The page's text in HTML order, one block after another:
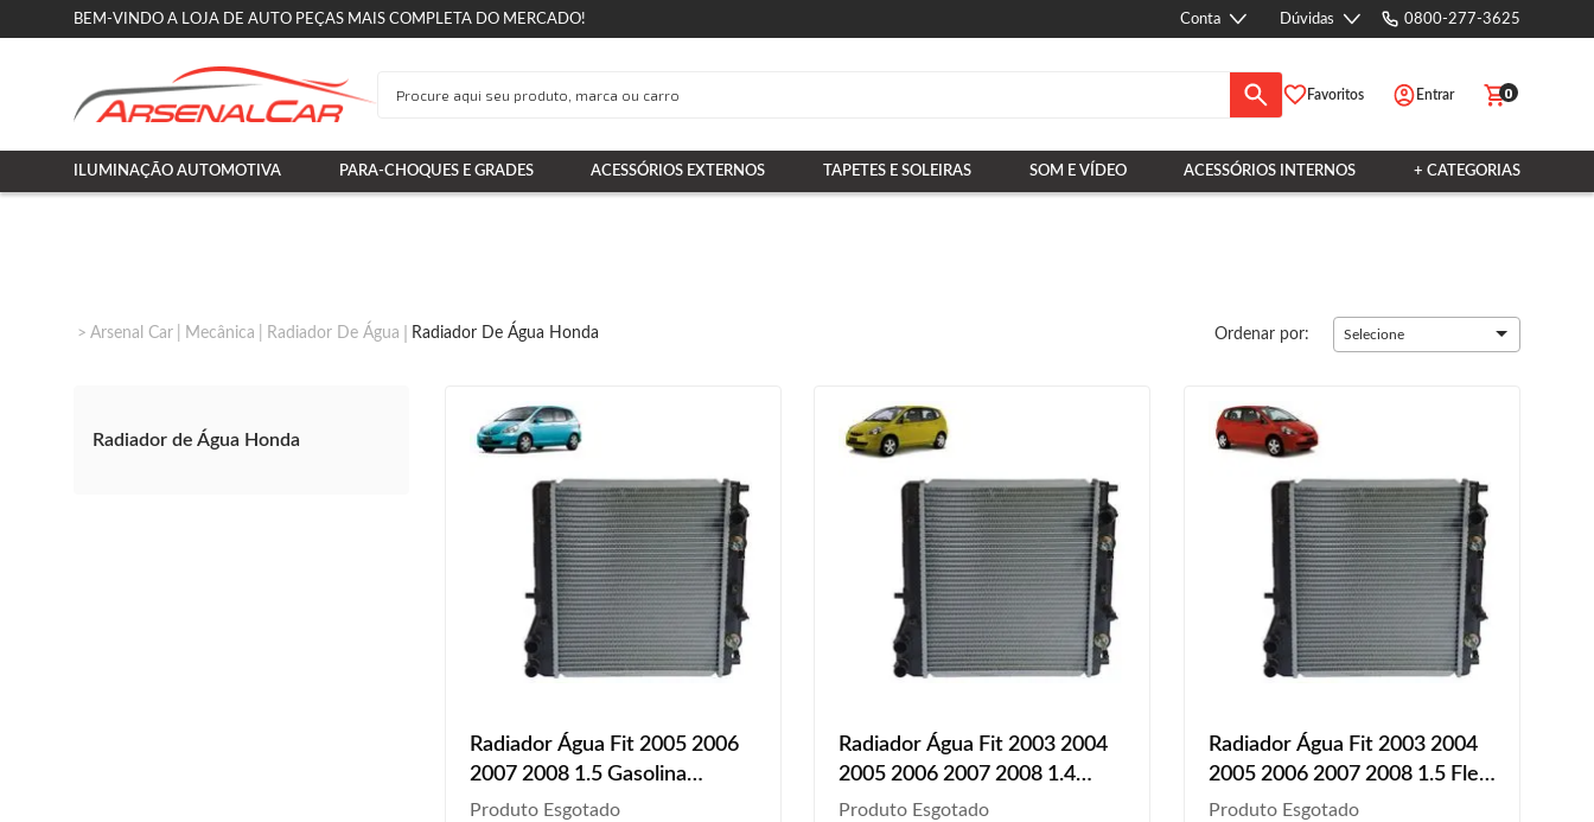
BEM-VINDO A LOJA DE AUTO PEÇAS MAIS COMPLETA DO MERCADO! Conta Dúvidas 0800-277-3625
Favoritos Entrar 0
ILUMINAÇÃO AUTOMOTIVA PARA-CHOQUES E GRADES ACESSÓRIOS EXTERNOS TAPETES E SOLEIRAS SOM E VÍDEO ACESSÓRIOS INTERNOS + CATEGORIAS
Arsenal Car Mecânica Radiador De Água Radiador De Água Honda Ordenar por: Selecione
Radiador de Água Honda
Radiador Água Fit 2005 2006
2007 2008 1.5 Gasolina
Manual
Produto Esgotado
Radiador Água Fit 2003 2004
2005 2006 2007 2008 1.4
Gasolina Manual
Produto Esgotado
Radiador Água Fit 2003 2004
2005 2006 2007 2008 1.5 Flex
Automático
Produto Esgotado